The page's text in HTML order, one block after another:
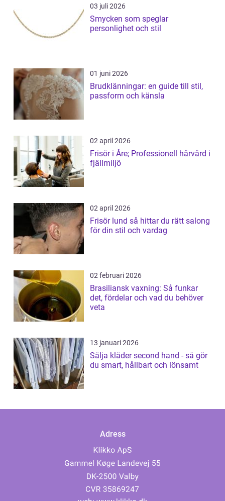
03 juli 2026
Smycken som speglar
personlighet och stil
01 juni 2026
Brudklänningar: en guide till stil,
passform och känsla
02 april 2026
Frisör i Åre; Professionell hårvård i
fjällmiljö
02 april 2026
Frisör lund så hittar du rätt salong
för din stil och vardag
02 februari 2026
Brasiliansk vaxning: Så funkar
det, fördelar och vad du behöver
veta
13 januari 2026
Sälja kläder second hand - så gör
du smart, hållbart och lönsamt
Adress